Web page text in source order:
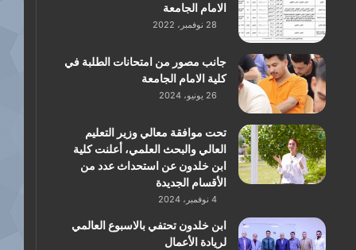
الامام الجامعة
28 نوفمبر، 2022
جانب مصور من امتحانات الطلبة في
كلية الامام الجامعة
26 يونيو، 2024
تحت موافقة معالي وزير التعليم
العالي والبحث العلمي، أعلنت كلية
ابن خلدون عن استحداث عدد من
الأقسام الجديدة
4 نوفمبر، 2024
ابن خلدون تحتفي بالاسبوع العالمي
لريادة الأعمال